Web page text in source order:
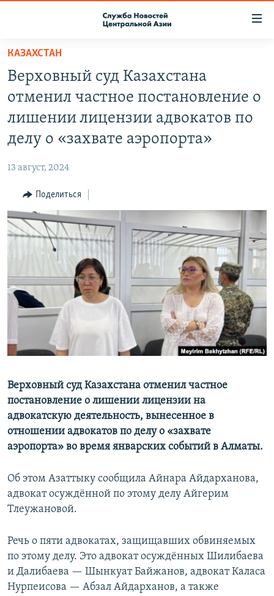
Вернуться
основному
содержанию
главной
Вернутся
поиску
ПОДПИСКА
МИГРАНТ МЕДИА
КАЗАХСТАН
Верховный суд Казахстана
отменил частное постановление о
лишении лицензии адвокатов по
делу о «захвате аэропорта»
13 август, 2024
Поделиться
Верховный суд Казахстана отменил частное
постановление о лишении лицензии на
адвокатскую деятельность, вынесенное в
отношении адвокатов по делу о «захвате
аэропорта» во время январских событий в Алматы.
Об этом Азаттыку сообщила Айнара Айдарханова,
адвокат осуждённой по этому делу Айгерим
Тлеужановой.
Речь о пяти адвокатах, защищавших обвиняемых
по этому делу. Это адвокат осуждённых Шилибаева
и Далибаева — Шынкуат Байжанов, адвокат Каласа
Нурпеисова — Абзал Айдарханов, а также